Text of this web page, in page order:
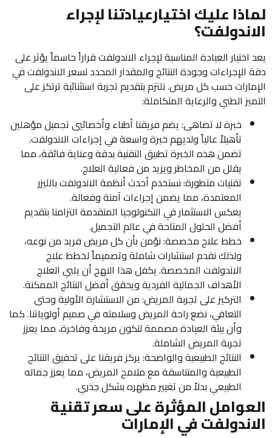
لماذا عليك اختيارعيادتنا لإجراء
الاندولفت؟
يعد اختيار العيادة المناسبة لإجراء الاندولفت قراراً حاسماً يؤثر على
دقة الإجراءات وجودة النتائج والمقدار المحدد لسعر الاندولفت في
الإمارات حسب كل مريض. نلتزم بتقديم تجربة استثنائية ترتكز على
التميز الطبي والرعاية المتكاملة:
خبرة لا تضاهى: يضم فريقنا أطباء وأخصائيي تجميل مؤهلين
تأهيلاً عالياً ولديهم خبرة واسعة في إجراءات الاندولفت.
تضمن هذه الخبرة تطبيق التقنية بدقة وعناية فائقة، مما
يقلل من المخاطر ويزيد من فعالية العلاج.
تقنيات متطورة: نستخدم أحدث أنظمة الاندولفت بالليزر
المعتمدة، مما يضمن إجراءات آمنة وفعالة.
يعكس الاستثمار في التكنولوجيا المتقدمة التزامنا بتقديم
أفضل الحلول المتاحة في عالم التجميل.
خطط علاج مخصصة: نؤمن بأن كل مريض فريد من نوعه،
ولذلك نقدم استشارات شاملة وتصميماً لخطط علاج
الاندولفت المخصصة. يكفل هذا النهج أن يلبي العلاج
الأهداف الجمالية الفردية ويحقق أفضل النتائج الممكنة.
التركيز على تجربة المريض: من الاستشارة الأولية وحتى
التعافي، نضع راحة المريض وسلامته في صميم أولوياتنا. كما
وأن بيئة العيادة مصممة لتكون مريحة وفاخرة، مما يعزز
تجربة المريض الشاملة.
النتائج الطبيعية والواضحة: يركز فريقنا على تحقيق النتائج
الطبيعية والمتناسقة مع ملامح المريض، مما يعزز جماله
الطبيعي بدلاً من تغيير مظهره بشكل جذري.
العوامل المؤثرة على سعر تقنية
الاندولفت في الإمارات